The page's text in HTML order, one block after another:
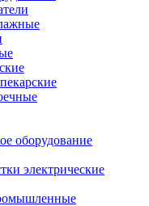
оборудование
электрические